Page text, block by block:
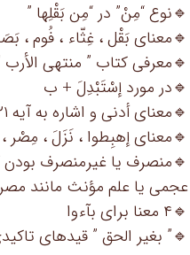
🔹نوع “مِنْ” در “مِن بَقْلِها ”
🔹معنای بَقْل ، غِثّاء ، فُوم ،
🔹معرفى كتاب ” منتهى الأرب
🔹در مورد إسْتَبْدِلَ + ب
🔹معنای أدنی و اشاره به آیه ۲۱ سجده ،٢٣ الحاقّه
🔹معنای إهبِطوا ، نَزَلَ ، مِصْر
🔹منصرف یا غیرمنصرف
عجمی یا علم مؤنث مانند مصر (یونس ۸۷، یوسف ۲۱
🔹۴ معنا براى بآءوا
🔹” بغير الحق ” قیدهای تاکیدی